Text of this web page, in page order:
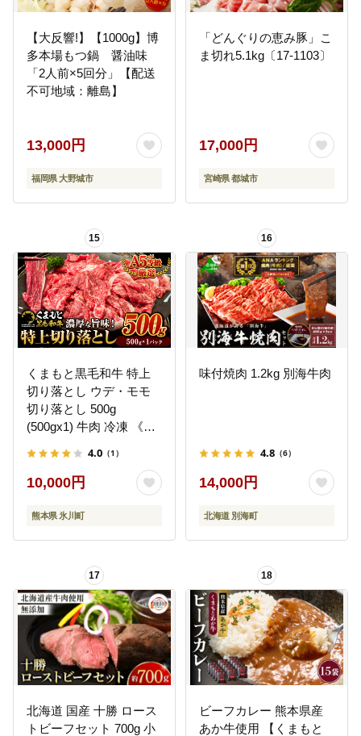
【大反響!】【1000g】博
多本場もつ鍋 醤油味
「2人前×5回分」【配送
不可地域：離島】
13,000円
福岡県 大野城市
「どんぐりの恵み豚」こ
ま切れ5.1kg〔17-1103〕
17,000円
宮崎県 都城市
15
くまもと黒毛和牛 特上
切り落とし ウデ・モモ
切り落とし 500g
(500gx1) 牛肉 冷凍 《30
祝除く)》冷凍庫 個別 取
分け 小分け 個包装 モモ
スライス 肉 お肉 しゃぶ
しゃぶ すき焼き A5 A4--
4.0 （1）
10,000円
熊本県 氷川町
16
味付焼肉 1.2kg 別海牛肉
4.8 （6）
14,000円
北海道 別海町
17
北海道 国産 十勝 ロース
トビーフセット 700g 小
18
ビーフカレー 熊本県産
あか牛使用 【くまもと